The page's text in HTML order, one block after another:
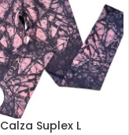
Calza Suplex L